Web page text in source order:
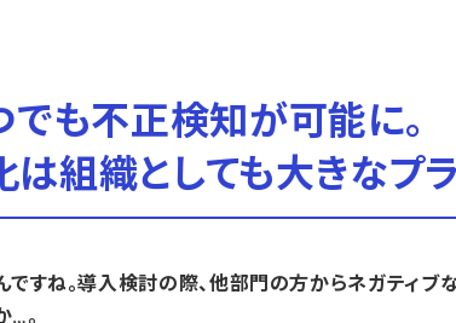
でも不正検知が可能に。
組織としても大きなプ
ですね。導入検討の際、他部門の方からネガティブ
…。